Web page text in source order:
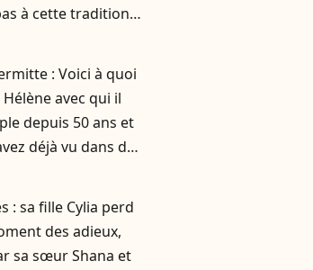
à cette tradition
tente de lui faire
: Voici à quoi
avec qui il
depuis 50 ans et
déjà vu dans des
: sa fille Cylia perd
des adieux,
sa sœur Shana et